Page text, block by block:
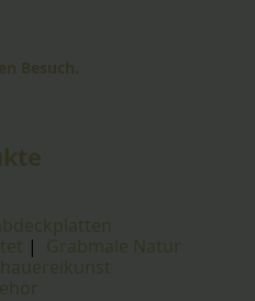
Besuch.
| Grabmale Natur